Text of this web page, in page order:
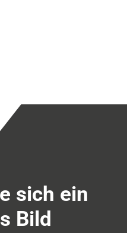
sich ein
Bild